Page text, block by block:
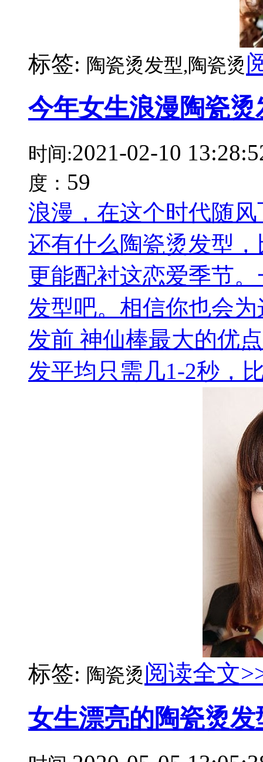
标签: 陶瓷烫发型,陶瓷烫
今年女生浪漫陶瓷
时间:2021-02-10
度： 59
浪漫，在这个时代随
还有什么陶瓷烫发型
更能配衬这恋爱季节
发型吧。相信你也会
发前 神仙棒最大的优
发平均只需几1-2秒，
标签: 陶瓷烫阅读全文
女生漂亮的陶瓷烫发